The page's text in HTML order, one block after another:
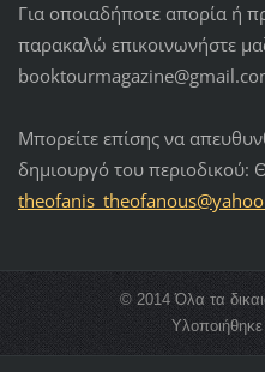
Για οποιαδήποτε απορία ή
παρακαλώ επικοινωνήστε
Μπορείτε επίσης να
δημιουργό του
theofanis_theofanous@yah
© 2014 Όλα τα